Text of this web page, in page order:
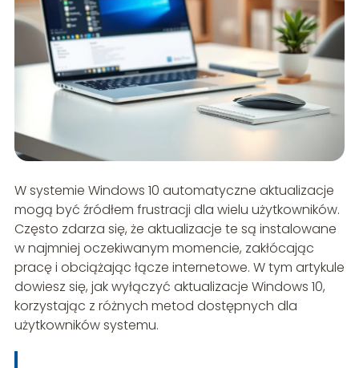
W systemie Windows 10 automatyczne aktualizacje
mogą być źródłem frustracji dla wielu użytkowników.
Często zdarza się, że aktualizacje te są instalowane
w najmniej oczekiwanym momencie, zakłócając
pracę i obciążając łącze internetowe. W tym artykule
dowiesz się, jak wyłączyć aktualizacje Windows 10,
korzystając z różnych metod dostępnych dla
użytkowników systemu.